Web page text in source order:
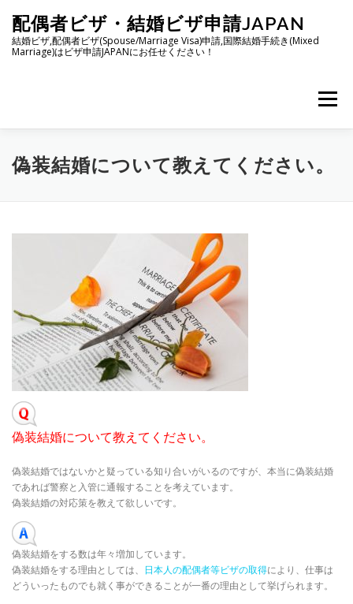
ッ
配偶者ビザ・結婚ビザ申請JAPAN
結婚ビザ,配偶者ビザ(Spouse/Marriage Visa)申請,国際結婚手続き(Mixed
Marriage)はビザ申請JAPANにお任せください！
メニュー
日本人の配偶者等ビザ フィリピン人との国際結婚
ご依頼方法 事務所案内
偽装結婚について教えてください。
偽装結婚について教えてください。
偽装結婚ではないかと疑っている知り合いがいるのですが、本当に偽装結婚
であれば警察と入管に通報することを考えています。
偽装結婚の対応策を教えて欲しいです。
偽装結婚をする数は年々増加しています。
偽装結婚をする理由としては、 日本人の配偶者等ビザの取得により、仕事は
どういったものでも就く事ができることが一番の理由として挙げられます。